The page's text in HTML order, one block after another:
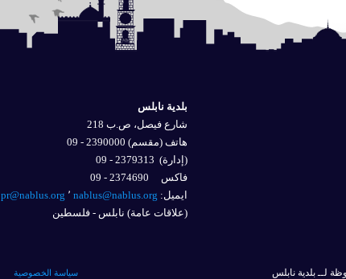
بلدية نابلس
شارع فيصل، ص.ب 218
هاتف (مقسم) 2390000 - 09
(إدارة)2379313 - 09
فاكس 2374690 - 09
ايميل: nablus@nablus.org٬
pr@nablus.org
(علاقات عامة) نابلس - فلسطين
سياسة الخصوصية